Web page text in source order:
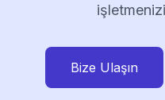
Bize Ulaşın